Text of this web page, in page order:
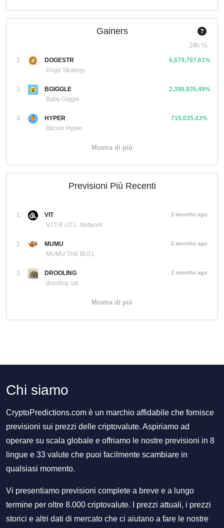
Gainers
24h %
1.
DOGESTR
Doge Strategy
6,679,707,61%
2.
BGIGGLE
Baby Giggle
2,398,935,49%
3.
HYPER
Bitcoin Hyper
715,035,43%
Mostra di più
Previsioni Più Recenti
1.
VIT
V.I.T.R.I.O.L. Network
2 months ago
2.
MUMU
MUMU THE BULL
2 months ago
3.
DROOLING
drooling cat
2 months ago
Mostra di più
Chi siamo
CryptoPredictions.com è un marchio affidabile che fornisce
previsioni sui prezzi delle criptovalute. Aspiriamo ad
operare su scala globale e offriamo le nostre previsioni in 8
lingue e 33 valute che puoi facilmente scambiare in
qualsiasi momento.
Vi presentiamo previsioni complete a breve e a lungo
termine per oltre 8.000 criptovalute. I prezzi attuali, i prezzi
storici e altri dati di mercato che ci aiutano a fare le nostre